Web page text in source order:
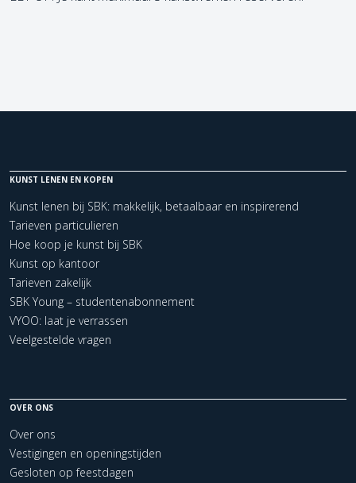
KUNST LENEN EN KOPEN
Kunst lenen bij SBK: makkelijk, betaalbaar en inspirerend
Tarieven particulieren
Hoe koop je kunst bij SBK
Kunst op kantoor
Tarieven zakelijk
SBK Young – studentenabonnement
VYOO: laat je verrassen
Veelgestelde vragen
OVER ONS
Over ons
Vestigingen en openingstijden
Gesloten op feestdagen